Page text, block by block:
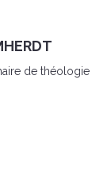
de théologie